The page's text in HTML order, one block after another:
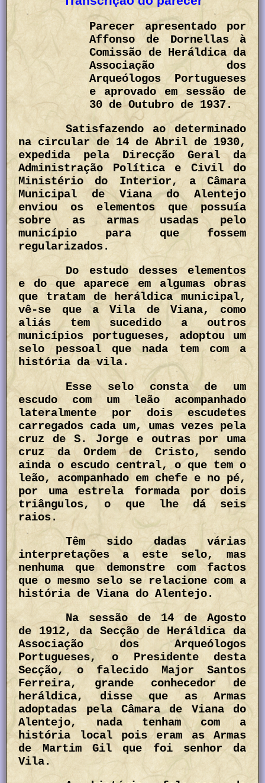
Parecer apresentado por
Affonso de Dornellas à
Comissão de Heráldica da
Associação dos
Arqueólogos Portugueses
e aprovado em sessão de
30 de Outubro de 1937.
Satisfazendo ao determinado
na circular de 14 de Abril de 1930,
expedida pela Direcção Geral da
Administração Política e Civil do
Ministério do Interior, a Câmara
Municipal de Viana do Alentejo
enviou os elementos que possuía
sobre as armas usadas pelo
município para que fossem
regularizados.
Do estudo desses elementos
e do que aparece em algumas obras
que tratam de heráldica municipal,
vê-se que a Vila de Viana, como
aliás tem sucedido a outros
municípios portugueses, adoptou um
selo pessoal que nada tem com a
história da vila.
Esse selo consta de um
escudo com um leão acompanhado
lateralmente por dois escudetes
carregados cada um, umas vezes pela
cruz de S. Jorge e outras por uma
cruz da Ordem de Cristo, sendo
ainda o escudo central, o que tem o
leão, acompanhado em chefe e no pé,
por uma estrela formada por dois
triângulos, o que lhe dá seis
raios.
Têm sido dadas várias
interpretações a este selo, mas
nenhuma que demonstre com factos
que o mesmo selo se relacione com a
história de Viana do Alentejo.
Na sessão de 14 de Agosto
de 1912, da Secção de Heráldica da
Associação dos Arqueólogos
Portugueses, o Presidente desta
Secção, o falecido Major Santos
Ferreira, grande conhecedor de
heráldica, disse que as Armas
adoptadas pela Câmara de Viana do
Alentejo, nada tenham com a
história local pois eram as Armas
de Martim Gil que foi senhor da
Vila.